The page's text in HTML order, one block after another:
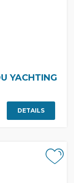
YACHTING
DETAILS